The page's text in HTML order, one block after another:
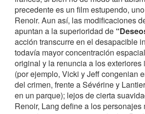
precedente es un film estupendo,
Renoir. Aun así, las modificaciones
apuntan a la superioridad de
acción transcurre en el desapacible
todavía mayor concentración
original y la renuncia a los exteriores
(por ejemplo, Vicki y Jeff congenian
del crimen, frente a Sévérine y
en un parque); lejos de cierta
Renoir, Lang define a los personajes